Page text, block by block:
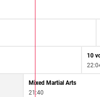
10
Mixed Martial Arts
21:40